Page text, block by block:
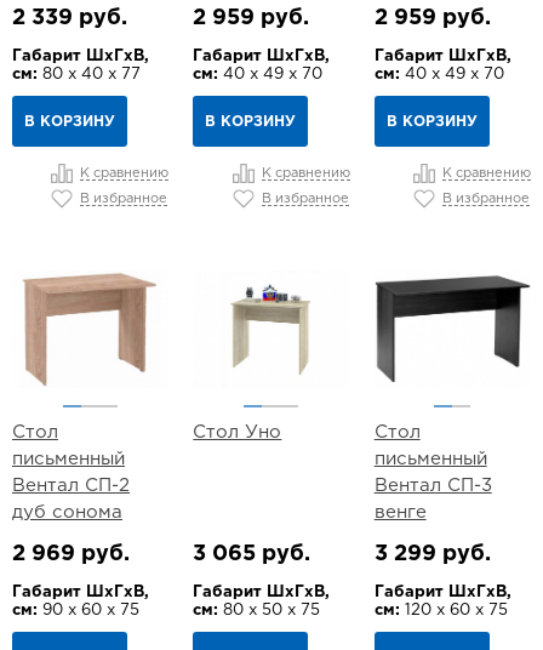
2 339 руб.
Габарит ШхГхВ,
см: 80 х 40 х 77
В КОРЗИНУ
К сравнению
В избранное
2 959 руб.
Габарит ШхГхВ,
см: 40 х 49 х 70
В КОРЗИНУ
К сравнению
В избранное
2 959 руб.
Габарит ШхГхВ,
см: 40 х 49 х 70
В КОРЗИНУ
К сравнению
В избранное
Стол
письменный
Вентал СП-2
дуб сонома
2 969 руб.
Габарит ШхГхВ,
см: 90 х 60 х 75
Стол Уно
3 065 руб.
Габарит ШхГхВ,
см: 80 х 50 х 75
Стол
письменный
Вентал СП-3
венге
3 299 руб.
Габарит ШхГхВ,
см: 120 х 60 х 75